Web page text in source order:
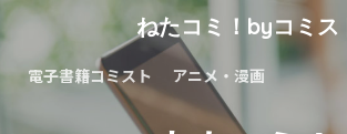
ねたコミ！byコミス
電子書籍コミスト アニメ・漫画